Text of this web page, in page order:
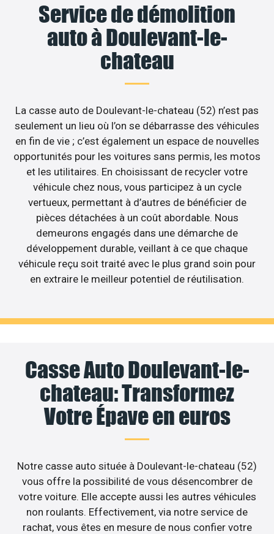
Service de démolition
auto à Doulevant-le-
chateau
La casse auto de Doulevant-le-chateau (52) n’est pas
seulement un lieu où l’on se débarrasse des véhicules
en fin de vie ; c’est également un espace de nouvelles
opportunités pour les voitures sans permis, les motos
et les utilitaires. En choisissant de recycler votre
véhicule chez nous, vous participez à un cycle
vertueux, permettant à d’autres de bénéficier de
pièces détachées à un coût abordable. Nous
demeurons engagés dans une démarche de
développement durable, veillant à ce que chaque
véhicule reçu soit traité avec le plus grand soin pour
en extraire le meilleur potentiel de réutilisation.
Casse Auto Doulevant-le-
chateau: Transformez
Votre Épave en euros
Notre casse auto située à Doulevant-le-chateau (52)
vous offre la possibilité de vous désencombrer de
votre voiture. Elle accepte aussi les autres véhicules
non roulants. Effectivement, via notre service de
rachat, vous êtes en mesure de nous confier votre